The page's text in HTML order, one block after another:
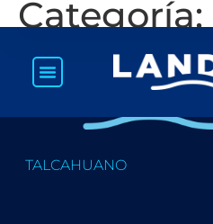
Categoría:
TALCAHUANO